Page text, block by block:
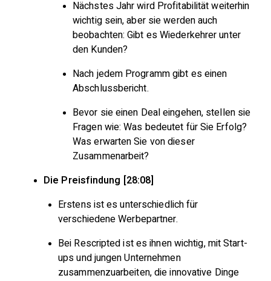
Nächstes Jahr wird Profitabilität weiterhin
wichtig sein, aber sie werden auch
beobachten: Gibt es Wiederkehrer unter
den Kunden?
Nach jedem Programm gibt es einen
Abschlussbericht.
Bevor sie einen Deal eingehen, stellen sie
Fragen wie: Was bedeutet für Sie Erfolg?
Was erwarten Sie von dieser
Zusammenarbeit?
Die Preisfindung [28:08]
Erstens ist es unterschiedlich für
verschiedene Werbepartner.
Bei Rescripted ist es ihnen wichtig, mit Start-
ups und jungen Unternehmen
zusammenzuarbeiten, die innovative Dinge